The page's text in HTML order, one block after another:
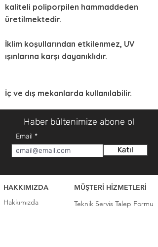
kaliteli poliporpilen hammaddeden
üretilmektedir.
İklim koşullarından etkilenmez, UV
ışınlarına karşı dayanıklıdır.
İç ve dış mekanlarda kullanılabilir.
Haber bültenimize abone ol
Email
Katıl
HAKKIMIZDA
Hakkımızda
MÜŞTERİ HİZMETLERİ
Teknik Servis Talep Formu